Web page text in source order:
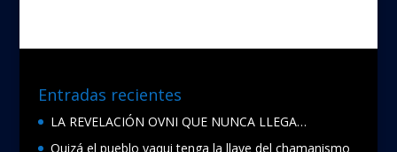
Entradas recientes
LA REVELACIÓN OVNI QUE NUNCA LLEGA…
Quizá el pueblo yaqui tenga la llave del chamanismo